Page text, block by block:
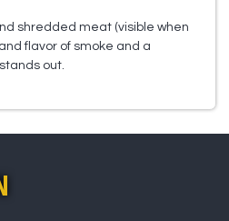
shredded meat (visible when
flavor of smoke and a
out.